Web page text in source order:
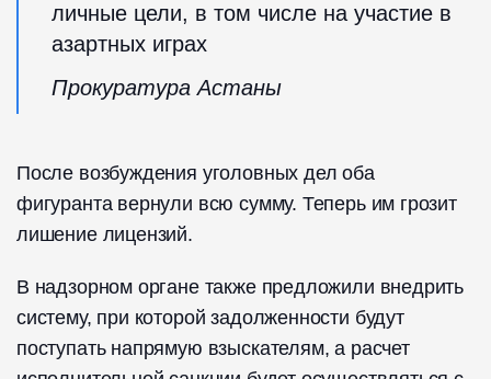
личные цели, в том числе на участие в
азартных играх
Прокуратура Астаны
После возбуждения уголовных дел оба
фигуранта вернули всю сумму. Теперь им грозит
лишение лицензий.
В надзорном органе также предложили внедрить
систему, при которой задолженности будут
поступать напрямую взыскателям, а расчет